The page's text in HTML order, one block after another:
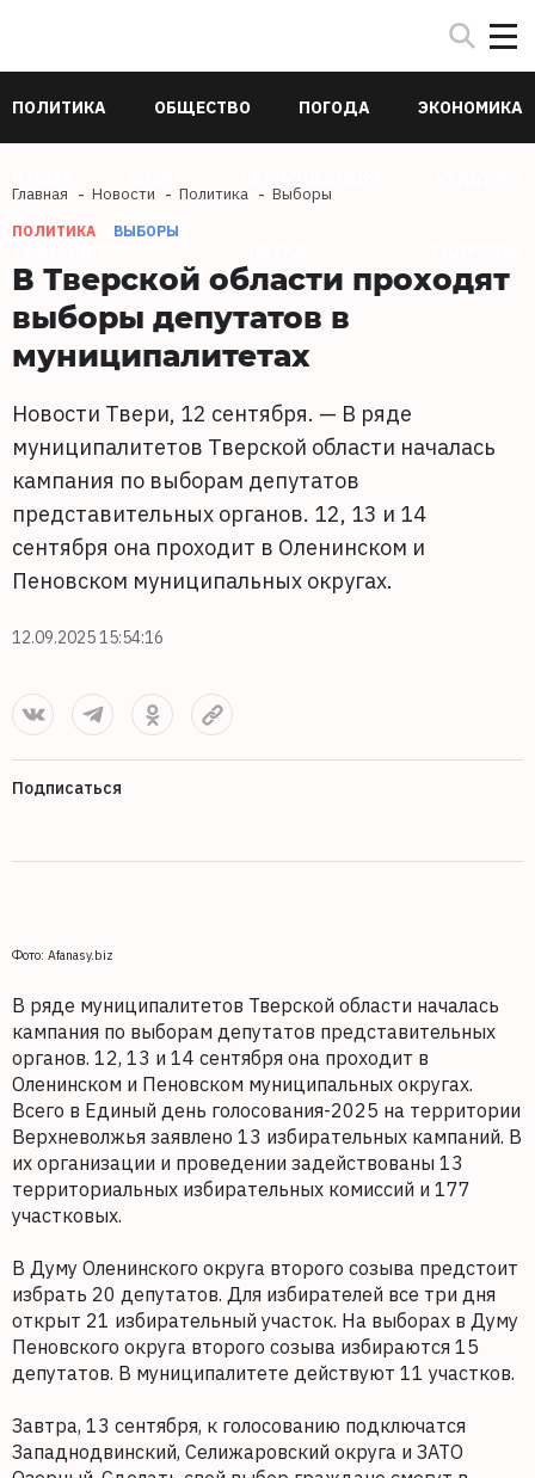
ПОЛИТИКА ОБЩЕСТВО ПОГОДА ЭКОНОМИКА
Главная Новости Политика Выборы
ПОЛИТИКА ВЫБОРЫ
В Тверской области проходят
выборы депутатов в
муниципалитетах
Новости Твери, 12 сентября. — В ряде
муниципалитетов Тверской области началась
кампания по выборам депутатов
представительных органов. 12, 13 и 14
сентября она проходит в Оленинском и
Пеновском муниципальных округах.
12.09.2025 15:54:16
Подписаться
Фото: Afanasy.biz
В ряде муниципалитетов Тверской области началась
кампания по выборам депутатов представительных
органов. 12, 13 и 14 сентября она проходит в
Оленинском и Пеновском муниципальных округах.
Всего в Единый день голосования-2025 на территории
Верхневолжья заявлено 13 избирательных кампаний. В
их организации и проведении задействованы 13
территориальных избирательных комиссий и 177
участковых.
В Думу Оленинского округа второго созыва предстоит
избрать 20 депутатов. Для избирателей все три дня
открыт 21 избирательный участок. На выборах в Думу
Пеновского округа второго созыва избираются 15
депутатов. В муниципалитете действуют 11 участков.
Завтра, 13 сентября, к голосованию подключатся
Западнодвинский, Селижаровский округа и ЗАТО